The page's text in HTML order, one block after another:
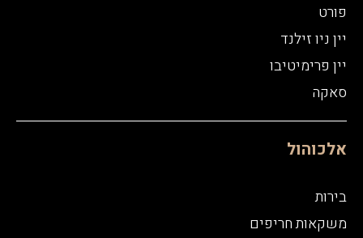
פורט
יין ניו זילנד
יין פרימיטיבו
סאקה
אלכוהול
בירות
משקאות חריפים